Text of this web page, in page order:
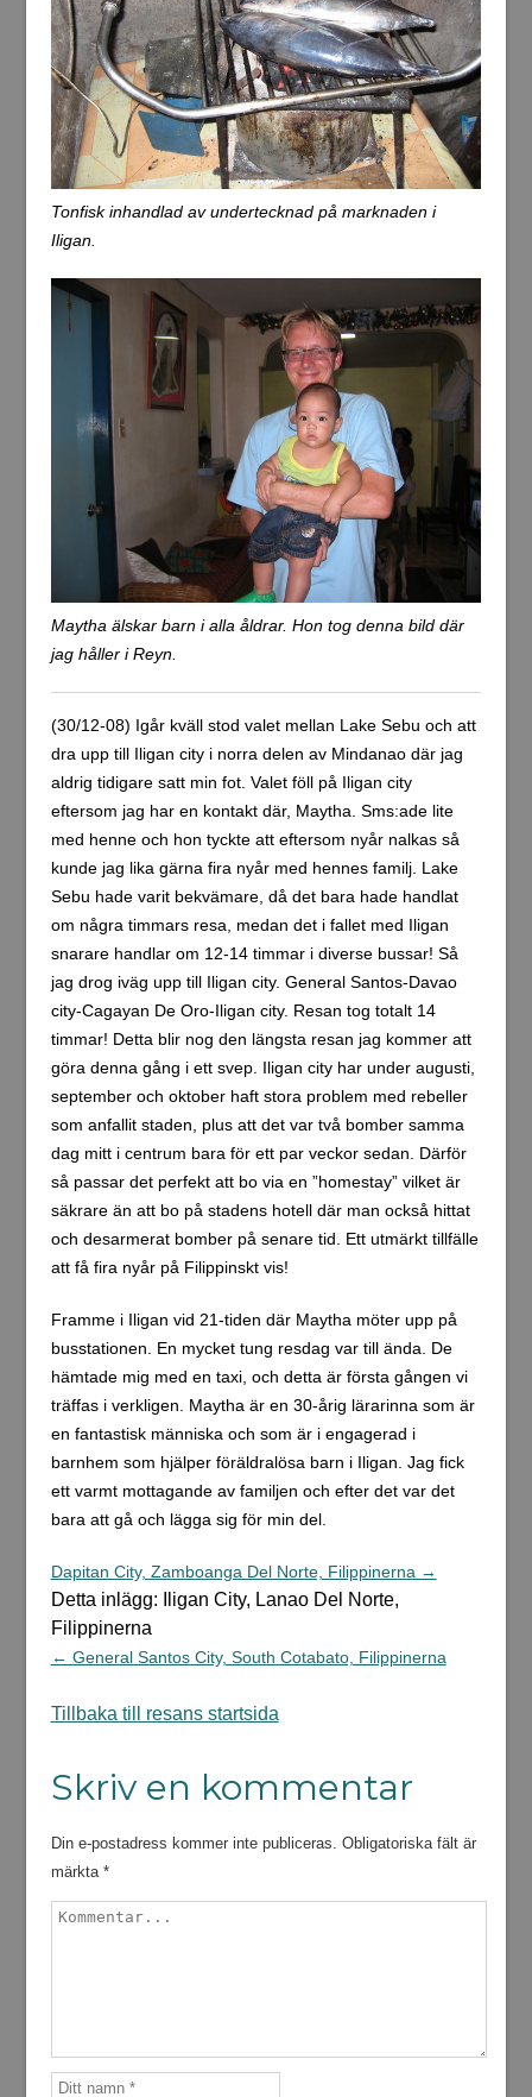
Tonfisk inhandlad av undertecknad på marknaden i
Iligan.
Maytha älskar barn i alla åldrar. Hon tog denna bild där
jag håller i Reyn.
(30/12-08) Igår kväll stod valet mellan Lake Sebu och att
dra upp till Iligan city i norra delen av Mindanao där jag
aldrig tidigare satt min fot. Valet föll på Iligan city
eftersom jag har en kontakt där, Maytha. Sms:ade lite
med henne och hon tyckte att eftersom nyår nalkas så
kunde jag lika gärna fira nyår med hennes familj. Lake
Sebu hade varit bekvämare, då det bara hade handlat
om några timmars resa, medan det i fallet med Iligan
snarare handlar om 12-14 timmar i diverse bussar! Så
jag drog iväg upp till Iligan city. General Santos-Davao
city-Cagayan De Oro-Iligan city. Resan tog totalt 14
timmar! Detta blir nog den längsta resan jag kommer att
göra denna gång i ett svep. Iligan city har under augusti,
september och oktober haft stora problem med rebeller
som anfallit staden, plus att det var två bomber samma
dag mitt i centrum bara för ett par veckor sedan. Därför
så passar det perfekt att bo via en ”homestay” vilket är
säkrare än att bo på stadens hotell där man också hittat
och desarmerat bomber på senare tid. Ett utmärkt tillfälle
att få fira nyår på Filippinskt vis!
Framme i Iligan vid 21-tiden där Maytha möter upp på
busstationen. En mycket tung resdag var till ända. De
hämtade mig med en taxi, och detta är första gången vi
träffas i verkligen. Maytha är en 30-årig lärarinna som är
en fantastisk människa och som är i engagerad i
barnhem som hjälper föräldralösa barn i Iligan. Jag fick
ett varmt mottagande av familjen och efter det var det
bara att gå och lägga sig för min del.
Dapitan City, Zamboanga Del Norte, Filippinerna →
Detta inlägg: Iligan City, Lanao Del Norte,
Filippinerna
← General Santos City, South Cotabato, Filippinerna
Tillbaka till resans startsida
Skriv en kommentar
Din e-postadress kommer inte publiceras. Obligatoriska fält är
märkta *